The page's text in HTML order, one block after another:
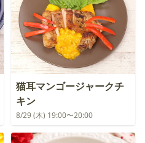
猫耳マンゴージャークチ
キン
8/29 (木) 19:00〜20:00